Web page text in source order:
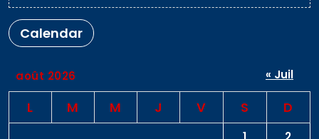
Calendar
août 2026
L M M J V S D
« Juil